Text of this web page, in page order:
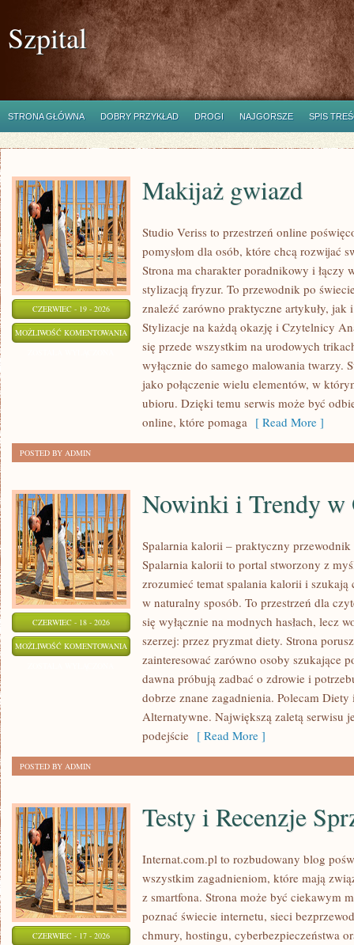
Szpital
STRONA GŁÓWNA DOBRY PRZYKŁAD DROGI NAJGORSZE SPIS
CZERWIEC - 19 - 2026
MOŻLIWOŚĆ KOMENTOWANIA MAKIJAŻ
GWIAZD
Makijaż gwiazd
Studio Veriss to przestrzeń online
pomysłom dla osób, które chcą rozwijać
Strona ma charakter poradnikowy i łączy
stylizacją fryzur. To przewodnik po
znaleźć zarówno praktyczne artykuły, jak
Stylizacje na każdą okazję i Czytelnicy
się przede wszystkim na urodowych
wyłącznie do samego malowania twarzy.
jako połączenie wielu elementów, w
ubioru. Dzięki temu serwis może być
online, które pomaga [ Read More ]
POSTED BY ADMIN
CZERWIEC - 18 - 2026
MOŻLIWOŚĆ KOMENTOWANIA NOWINKI
TRENDY
ODCHUDZANIU
Nowinki i Trendy w
Spalarnia kalorii – praktyczny przewodnik
Spalarnia kalorii to portal stworzony z
zrozumieć temat spalania kalorii i
w naturalny sposób. To przestrzeń dla
się wyłącznie na modnych hasłach, lecz
szerzej: przez pryzmat diety. Strona
zainteresować zarówno osoby szukające
dawna próbują zadbać o zdrowie i
dobrze znane zagadnienia. Polecam
Alternatywne. Największą zaletą serwisu
podejście [ Read More ]
POSTED BY ADMIN
CZERWIEC - 17 - 2026
Testy i Recenzje
Internat.com.pl to rozbudowany blog
wszystkim zagadnieniom, które mają
z smartfona. Strona może być ciekawym
poznać świecie internetu, sieci
chmury, hostingu, cyberbezpieczeństwa